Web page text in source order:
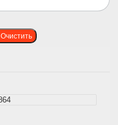
Очистить